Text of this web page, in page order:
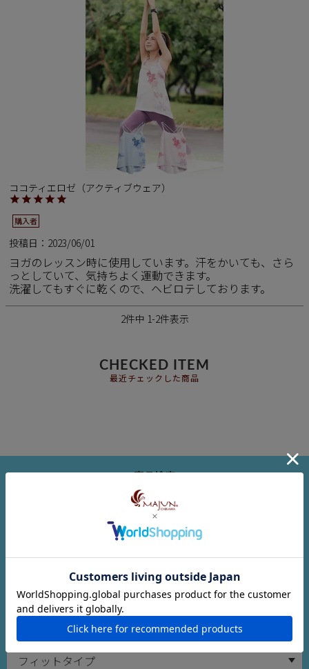
ココティエロゼ（アクティブウェア）
購入者
投稿日 2023/06/01
ヨガのレッスン時に使用しています。汗をかいても、さら
っとしていて、気持ちよく運動できます。
洗濯してもすぐに乾くので、ヘビロテしております。
2件中 1-2件表示
CHECKED ITEM
最近チェックした商品
商品検索
※サイズについてのご注意